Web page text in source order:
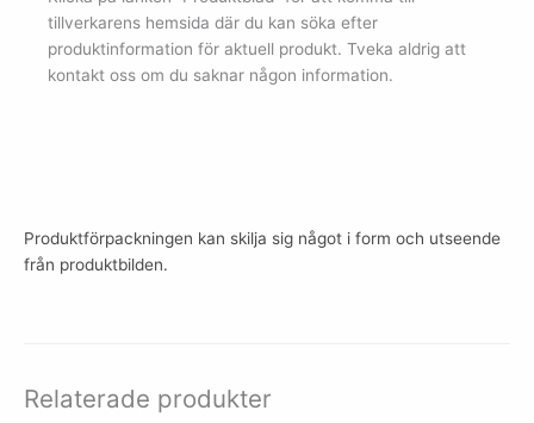
tillverkarens hemsida där du kan söka efter
produktinformation för aktuell produkt. Tveka aldrig att
kontakt oss om du saknar någon information.
Produktförpackningen kan skilja sig något i form och utseende
från produktbilden.
Relaterade produkter